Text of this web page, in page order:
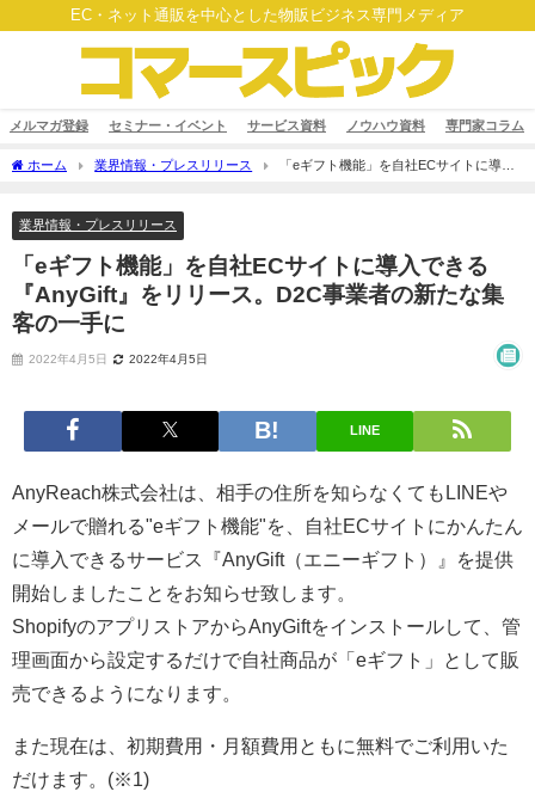
EC・ネット通販を中心とした物販ビジネス専門メディア
メルマガ登録 セミナー・イベント サービス資料 ノウハウ資料 専門家コラム
ホーム 業界情報・プレスリリース
「eギフト機能」を自社ECサイトに導入
業界情報・プレスリリース
「eギフト機能」を自社ECサイトに導入できる
『AnyGift』をリリース。D2C事業者の新たな集
客の一手に
2022年4月5日 2022年4月5日
LINE
AnyReach株式会社は、相手の住所を知らなくてもLINEや
メールで贈れる"eギフト機能"を、自社ECサイトにかんたん
に導入できるサービス『AnyGift（エニーギフト）』を提供
開始しましたことをお知らせ致します。
ShopifyのアプリストアからAnyGiftをインストールして、管
理画面から設定するだけで自社商品が「eギフト」として販
売できるようになります。
また現在は、初期費用・月額費用ともに無料でご利用いた
だけます。(※1)